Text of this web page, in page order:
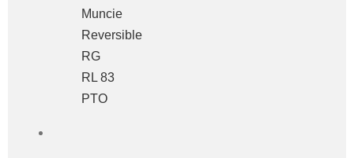
Muncie
Reversible
RG
RL 83
PTO